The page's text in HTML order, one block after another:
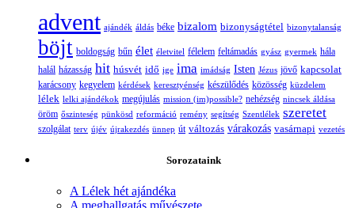
advent ajándék áldás béke bizalom bizonyságtétel bizonytalanság
böjt boldogság bűn élet életvitel félelem feltámadás gyász gyermek hála
halál házasság hit húsvét idő ige ima imádság Isten Jézus jövő kapcsolat
karácsony kegyelem kérdések keresztyénség készülődés közösség küzdelem
lélek lelki ajándékok megújulás mission (im)possible? nehézség nincsek áldása
öröm őszinteség pünkösd reformáció remény segítség Szentlélek szeretet
szolgálat terv újév újrakezdés ünnep út változás várakozás vasárnapi vezetés
Sorozataink
A Lélek hét ajándéka
A meghallgatás művészete